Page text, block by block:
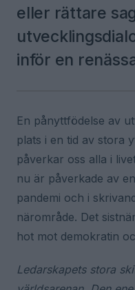
eller rättare
inför en
En pånyttfödelse av
plats i en tid av stora
påverkar oss alla i
nu är påverkade av
pandemi och i
närområde. Det
hot mot demokratin
Ledarskapets stora